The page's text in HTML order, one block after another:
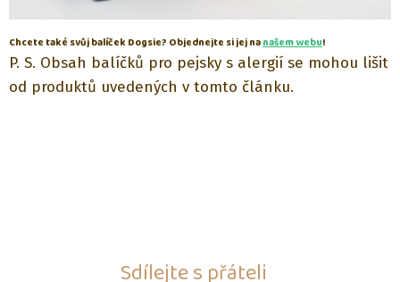
Chcete také svůj balíček Dogsie? Objednejte si jej nanašem webu!
P. S. Obsah balíčků pro pejsky s alergií se mohou lišit
od produktů uvedených v tomto článku.
Sdílejte s přáteli